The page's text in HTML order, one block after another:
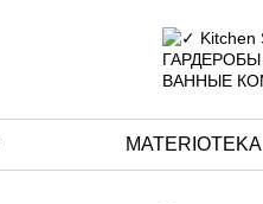
MATERIOTEKA